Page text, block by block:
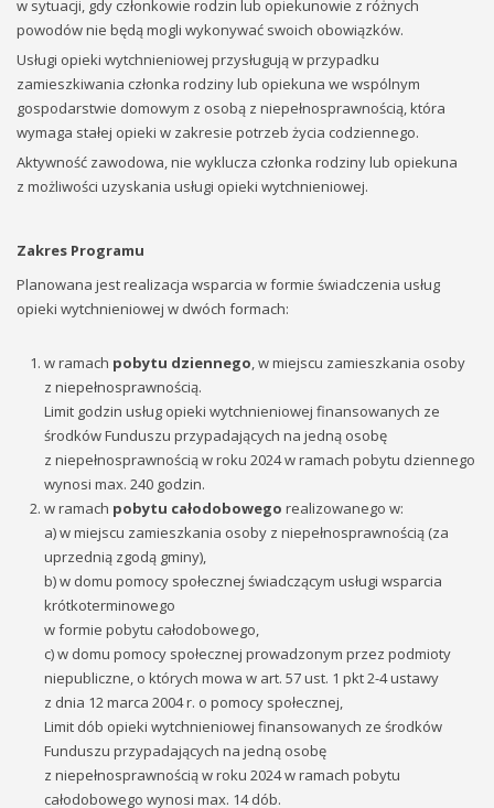
w sytuacji, gdy członkowie rodzin lub opiekunowie z różnych
powodów nie będą mogli wykonywać swoich obowiązków.
Usługi opieki wytchnieniowej przysługują w przypadku
zamieszkiwania członka rodziny lub opiekuna we wspólnym
gospodarstwie domowym z osobą z niepełnosprawnością, która
wymaga stałej opieki w zakresie potrzeb życia codziennego.
Aktywność zawodowa, nie wyklucza członka rodziny lub opiekuna
z możliwości uzyskania usługi opieki wytchnieniowej.
Zakres Programu
Planowana jest realizacja wsparcia w formie świadczenia usług
opieki wytchnieniowej w dwóch formach:
w ramach pobytu dziennego, w miejscu zamieszkania osoby
z niepełnosprawnością.
Limit godzin usług opieki wytchnieniowej finansowanych ze
środków Funduszu przypadających na jedną osobę
z niepełnosprawnością w roku 2024 w ramach pobytu dziennego
wynosi max. 240 godzin.
w ramach pobytu całodobowego realizowanego w:
a) w miejscu zamieszkania osoby z niepełnosprawnością (za
uprzednią zgodą gminy),
b) w domu pomocy społecznej świadczącym usługi wsparcia
krótkoterminowego
w formie pobytu całodobowego,
c) w domu pomocy społecznej prowadzonym przez podmioty
niepubliczne, o których mowa w art. 57 ust. 1 pkt 2-4 ustawy
z dnia 12 marca 2004 r. o pomocy społecznej,
Limit dób opieki wytchnieniowej finansowanych ze środków
Funduszu przypadających na jedną osobę
z niepełnosprawnością w roku 2024 w ramach pobytu
całodobowego wynosi max. 14 dób.